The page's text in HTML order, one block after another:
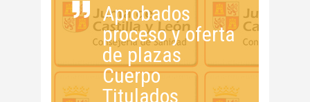
Aprobados
proceso y oferta
de plazas
Cuerpo
Titulados